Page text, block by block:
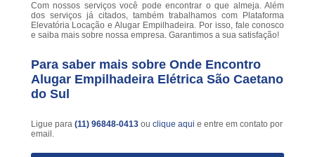
Com nossos serviços você pode encontrar o que almeja. Além
dos serviços já citados, também trabalhamos com Plataforma
Elevatória Locação e Alugar Empilhadeira. Por isso, fale conosco
e saiba mais sobre nossa empresa. Garantimos a sua satisfação!
Para saber mais sobre Onde Encontro
Alugar Empilhadeira Elétrica São Caetano
do Sul
Ligue para (11) 96848-0413 ou clique aqui e entre em contato por
email.